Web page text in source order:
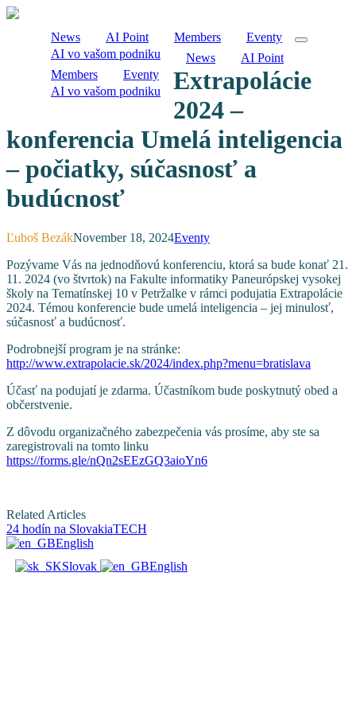
News AI Point Members
Eventy
AI vo vašom podniku
News
AI Point
Members
Eventy
AI vo vašom podniku
Extrapolácie
2024 –
konferencia Umelá inteligencia
– počiatky, súčasnosť a
budúcnosť
Ľuboš BezákNovember 18, 2024Eventy
Pozývame Vás na jednodňovú konferenciu, ktorá sa bude konať 21.
11. 2024 (vo štvrtok) na Fakulte informatiky Paneurópskej vysokej
školy na Tematínskej 10 v Petržalke v rámci podujatia Extrapolácie
2024. Témou konferencie bude umelá inteligencia – jej minulosť,
súčasnosť a budúcnosť.
Podrobnejší program je na stránke:
http://www.extrapolacie.sk/2024/index.php?menu=bratislava
Účasť na podujatí je zdarma. Účastníkom bude poskytnutý obed a
občerstvenie.
Z dôvodu organizačného zabezpečenia vás prosíme, aby ste sa
zaregistrovali na tomto linku
https://forms.gle/nQn2sEEzGQ3aioYn6
Related Articles
24 hodín na SlovakiaTECH
English
Slovak
English